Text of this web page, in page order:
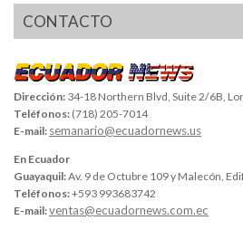
CONTACTO
Dirección: 34-18 Northern Blvd, Suite 2/6B,
Teléfonos: (718) 205-7014
E-mail: semanario@ecuadornews.us
En Ecuador
Guayaquil:Av. 9 de Octubre 109 y Malecón,
Teléfonos:+593 993683742
E-mail:ventas@ecuadornews.com.ec